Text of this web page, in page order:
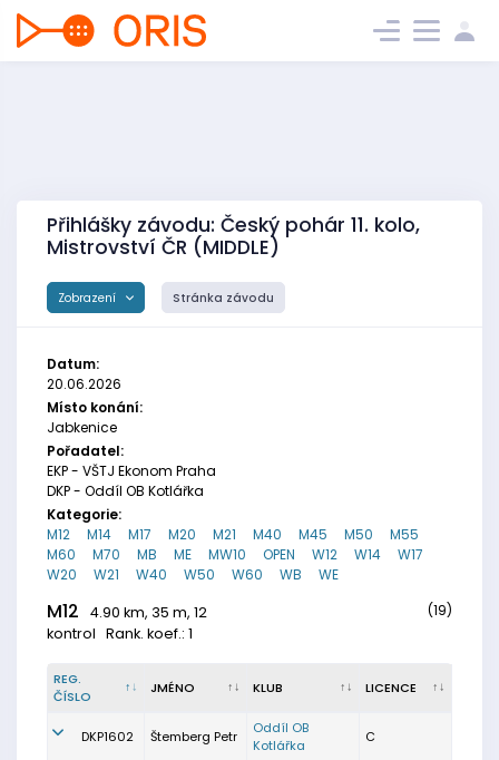
Přihlášky závodu: Český pohár 11. kolo,
Mistrovství ČR (MIDDLE)
Zobrazení Stránka závodu
Datum:
20.06.2026
Místo konání:
Jabkenice
Pořadatel:
EKP - VŠTJ Ekonom Praha
DKP - Oddíl OB Kotlářka
Kategorie:
M12
M14 M17 M20 M21 M40 M45 M50
M55
M60
M70 MB ME MW10 OPEN W12 W14
W17
W20
W21 W40 W50 W60 WB WE
M12
4.90 km, 35 m, 12
kontrol Rank. koef.: 1
(19)
REG.
ČÍSLO
JMÉNO KLUB LICENCE
DKP1602 Štemberg Petr
Oddíl OB
Kotlářka
C